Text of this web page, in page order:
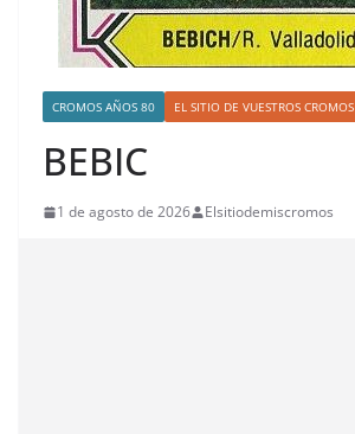
CROMOS AÑOS 80 EL SITIO DE VUESTROS CROMOS
BEBIC
1 de agosto de 2026 Elsitiodemiscromos